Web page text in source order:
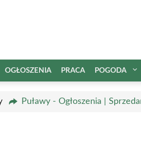
OGŁOSZENIA PRACA POGODA
Puławy - Ogłoszenia |